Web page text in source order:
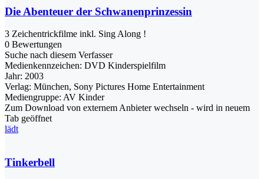
Die Abenteuer der Schwanenprinzessin
3 Zeichentrickfilme inkl. Sing Along !
0 Bewertungen
Suche nach diesem Verfasser
Medienkennzeichen: DVD Kinderspielfilm
Jahr: 2003
Verlag: München, Sony Pictures Home Entertainment
Mediengruppe: AV Kinder
Zum Download von externem Anbieter wechseln - wird in neuem
Tab geöffnet
lädt
Tinkerbell